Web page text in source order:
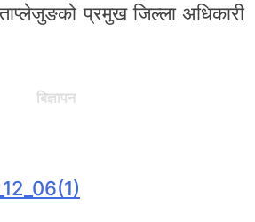
प्रमुख जिल्ला अधिकारी
बिज्ञापन